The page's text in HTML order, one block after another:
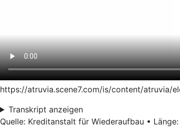
https://atruvia.scene7.com/is/content/atruvia/
Transkript anzeigen
Quelle: Kreditanstalt für Wiederaufbau •